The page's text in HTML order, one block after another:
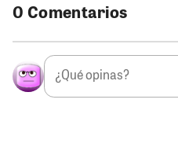
0 Comentarios